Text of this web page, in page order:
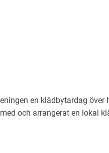
en klädbytardag över
och arrangerat en lokal